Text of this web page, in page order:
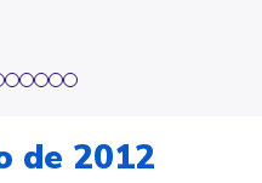
de 2012